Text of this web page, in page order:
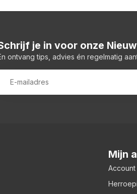
je in voor onze
ontvang tips, advies én regelmatig
Mijn
Account